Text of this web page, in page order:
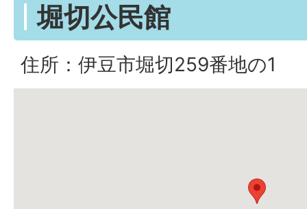
堀切公民館
住所：伊豆市堀切259番地の1